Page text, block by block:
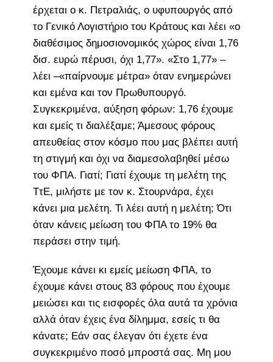
έρχεται ο κ. Πετραλιάς, ο υφυπουργός από
το Γενικό Λογιστήριο του Κράτους και λέει «ο
διαθέσιμος δημοσιονομικός χώρος είναι 1,76
δισ. ευρώ πέρυσι, όχι 1,77». «Στο 1,77» –
λέει –«παίρνουμε μέτρα» όταν ενημερώνει
και εμένα και τον Πρωθυπουργό.
Συγκεκριμένα, αύξηση φόρων: 1,76 έχουμε
και εμείς τι διαλέξαμε; Άμεσους φόρους
απευθείας στον κόσμο που μας βλέπει αυτή
τη στιγμή και όχι να διαμεσολαβηθεί μέσω
του ΦΠΑ. Γιατί; Γιατί έχουμε τη μελέτη της
ΤτΕ, μιλήστε με τον κ. Στουρνάρα, έχει
κάνει μια μελέτη. Τι λέει αυτή η μελέτη; Ότι
όταν κάνεις μείωση του ΦΠΑ το 19% θα
περάσει στην τιμή.
Έχουμε κάνει κι εμείς μείωση ΦΠΑ, το
έχουμε κάνει στους 83 φόρους που έχουμε
μειώσει και τις εισφορές όλα αυτά τα χρόνια
αλλά όταν έχεις ένα δίλημμα, εσείς τι θα
κάνατε; Εάν σας έλεγαν ότι έχετε ένα
συγκεκριμένο ποσό μπροστά σας. Μη μου